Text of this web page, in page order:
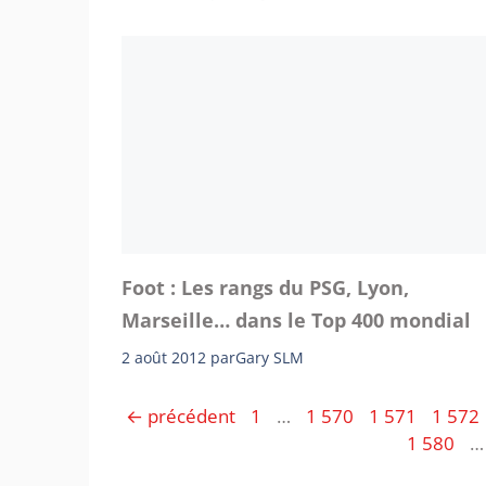
Foot : Les rangs du PSG, Lyon,
Marseille… dans le Top 400 mondial
2 août 2012 parGary SLM
← précédent Page
1 … Page
1 570 Page
1 571 Page
1 572
Page
1 580 …